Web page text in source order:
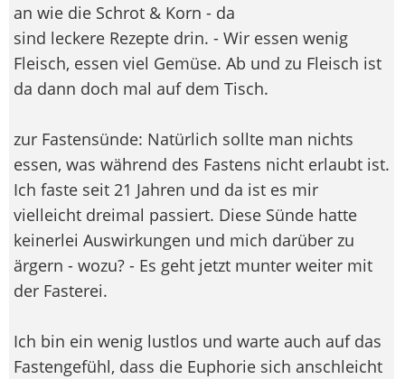
an wie die Schrot & Korn - da
sind leckere Rezepte drin. - Wir essen wenig
Fleisch, essen viel Gemüse. Ab und zu Fleisch ist
da dann doch mal auf dem Tisch.
zur Fastensünde: Natürlich sollte man nichts
essen, was während des Fastens nicht erlaubt ist.
Ich faste seit 21 Jahren und da ist es mir
vielleicht dreimal passiert. Diese Sünde hatte
keinerlei Auswirkungen und mich darüber zu
ärgern - wozu? - Es geht jetzt munter weiter mit
der Fasterei.
Ich bin ein wenig lustlos und warte auch auf das
Fastengefühl, dass die Euphorie sich anschleicht